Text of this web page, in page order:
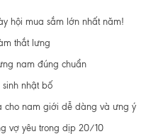
hội mua sắm lớn nhất năm!
thắt lưng
nam đúng chuẩn
nhật bố
cho nam giới dễ dàng và ưng ý
vợ yêu trong dịp 20/10